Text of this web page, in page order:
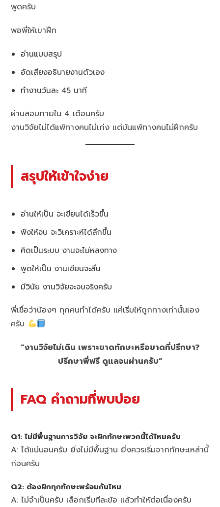
พูดครับ
พอพี่ให้เขาฝึก
อ่านแบบสรุป
อัดเสียงอธิบายงานตัวเอง
ทำงานวันละ 45 นาที
ผ่านสอบภายใน 4 เดือนครับ
งานวิจัยไม่ได้แพ้ทางคนไม่เก่ง แต่มันแพ้ทางคนไม่ฝึกครับ
สรุปให้เข้าใจง่าย
อ่านให้เป็น จะเขียนได้เร็วขึ้น
ฟังให้จบ จะวิเคราะห์ได้ลึกขึ้น
คิดเป็นระบบ งานจะไม่หลงทาง
พูดให้เป็น งานเขียนจะลื่น
มีวินัย งานวิจัยจะจบจริงครับ
พี่เชื่อว่าน้องๆ ทุกคนทำได้ครับ แค่เริ่มให้ถูกทางเท่านั้นเอง
ครับ
“งานวิจัยไม่เดิน เพราะขาดทักษะหรือขาดที่ปรึกษา?
ปรึกษาพี่ฟรี ดูแลจนผ่านครับ”
FAQ คำถามที่พบบ่อย
Q1: ไม่มีพื้นฐานการวิจัย จะฝึกทักษะพวกนี้ได้ไหมครับ
A: ได้แน่นอนครับ ยิ่งไม่มีพื้นฐาน ยิ่งควรเริ่มจากทักษะเหล่านี้
ก่อนครับ
Q2: ต้องฝึกทุกทักษะพร้อมกันไหม
A: ไม่จำเป็นครับ เลือกเริ่มทีละข้อ แล้วทำให้ต่อเนื่องครับ